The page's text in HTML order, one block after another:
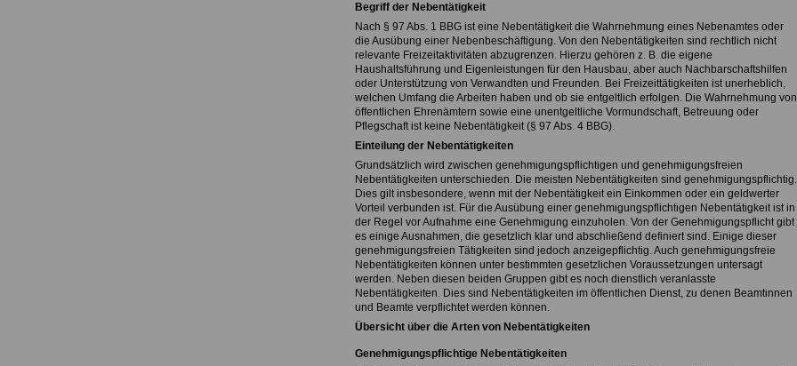
Begriff der Nebentätigkeit
Nach § 97 Abs. 1 BBG ist eine Nebentätigkeit die Wahrnehmung eines Nebenamtes oder
die Ausübung einer Nebenbeschäftigung. Von den Nebentätigkeiten sind rechtlich nicht
relevante Freizeitaktivitäten abzugrenzen. Hierzu gehören z. B. die eigene
Haushaltsführung und Eigenleistungen für den Hausbau, aber auch Nachbarschaftshilfen
oder Unterstützung von Verwandten und Freunden. Bei Freizeittätigkeiten ist unerheblich,
welchen Umfang die Arbeiten haben und ob sie entgeltlich erfolgen. Die Wahrnehmung von
öffentlichen Ehrenämtern sowie eine unentgeltliche Vormundschaft, Betreuung oder
Pflegschaft ist keine Nebentätigkeit (§ 97 Abs. 4 BBG).
Einteilung der Nebentätigkeiten
Grundsätzlich wird zwischen genehmigungspflichtigen und genehmigungsfreien
Nebentätigkeiten unterschieden. Die meisten Nebentätigkeiten sind genehmigungspflichtig.
Dies gilt insbesondere, wenn mit der Nebentätigkeit ein Einkommen oder ein geldwerter
Vorteil verbunden ist. Für die Ausübung einer genehmigungspflichtigen Nebentätigkeit ist in
der Regel vor Aufnahme eine Genehmigung einzuholen. Von der Genehmigungspflicht gibt
es einige Ausnahmen, die gesetzlich klar und abschließend definiert sind. Einige dieser
genehmigungsfreien Tätigkeiten sind jedoch anzeigepflichtig. Auch genehmigungsfreie
Nebentätigkeiten können unter bestimmten gesetzlichen Voraussetzungen untersagt
werden. Neben diesen beiden Gruppen gibt es noch dienstlich veranlasste
Nebentätigkeiten. Dies sind Nebentätigkeiten im öffentlichen Dienst, zu denen Beamtinnen
und Beamte verpflichtet werden können.
Übersicht über die Arten von Nebentätigkeiten
Genehmigungspflichtige Nebentätigkeiten